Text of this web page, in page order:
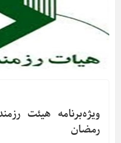
ویژه‌برنامه هیئت
رمضان